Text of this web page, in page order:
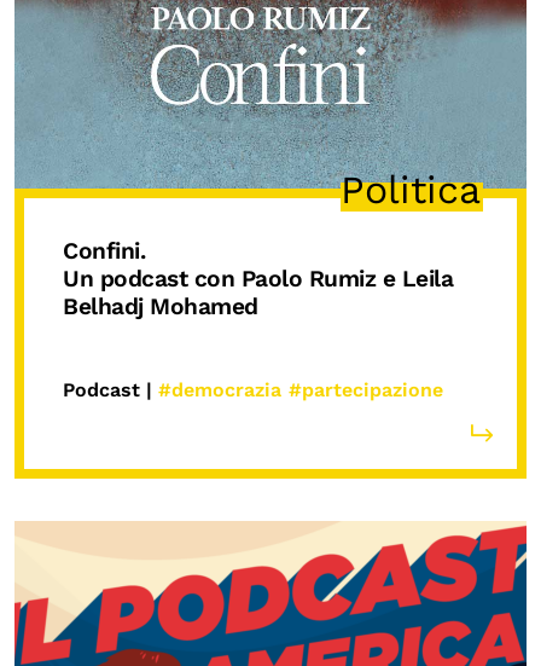
Politica
Confini.
Un podcast con Paolo Rumize Leila
Belhadj Mohamed
Podcast | #democrazia #partecipazione